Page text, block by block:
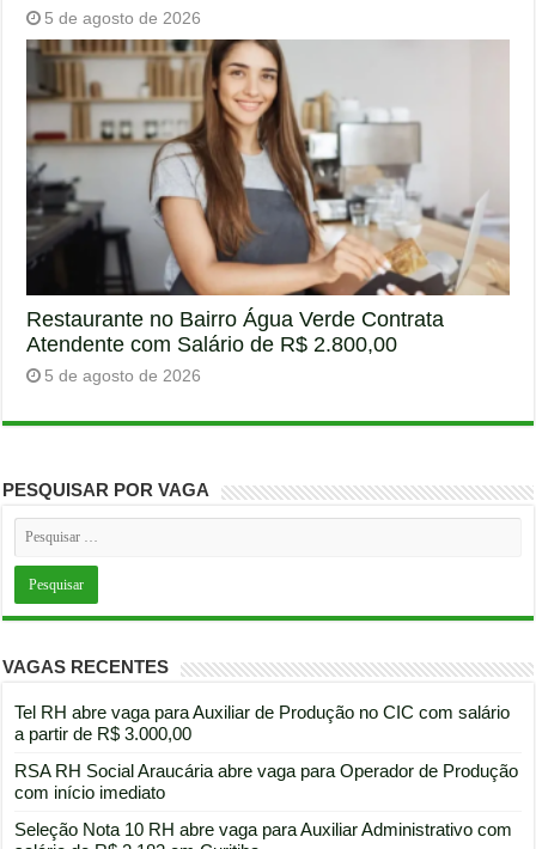
5 de agosto de 2026
Restaurante no Bairro Água Verde Contrata
Atendente com Salário de R$ 2.800,00
5 de agosto de 2026
PESQUISAR POR VAGA
VAGAS RECENTES
Tel RH abre vaga para Auxiliar de Produção no CIC com salário
a partir de R$ 3.000,00
RSA RH Social Araucária abre vaga para Operador de Produção
com início imediato
Seleção Nota 10 RH abre vaga para Auxiliar Administrativo com